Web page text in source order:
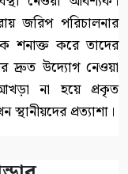
জরিপ পরিচালনার
শনাক্ত করে তাদের
দ্রুত উদ্যোগ নেওয়া
না হয়ে প্রকৃত
প্রত্যাশা।